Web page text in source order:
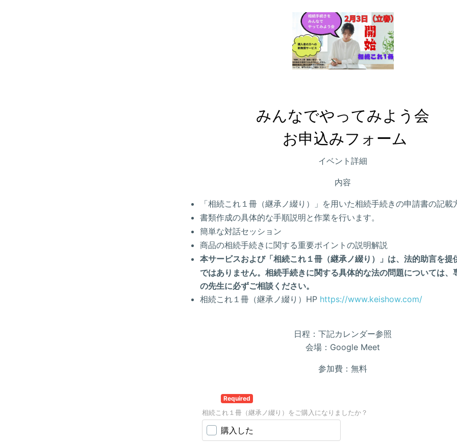
みんなでやってみよう会
お申込みフォーム
イベント詳細
内容
「相続これ１冊（継承ノ綴り）」を用いた相続手続きの申請書の記載
書類作成の具体的な手順説明と作業を行います。
簡単な対話セッション
商品の相続手続きに関する重要ポイントの説明解説
本サービスおよび「相続これ１冊（継承ノ綴り）」は、法的助言を提
ではありません。相続手続きに関する具体的な法の問題については、
の先生に必ずご相談ください。
相続これ１冊（継承ノ綴り）HP https://www.keishow.com/
日程：下記カレンダー参照
会場：Google Meet
参加費：無料
Required
相続これ１冊（継承ノ綴り）をご購入になりましたか？
購入した